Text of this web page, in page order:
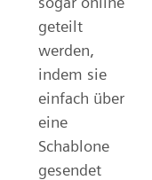
geteilt
werden,
indem sie
einfach über
eine
Schablone
gesendet